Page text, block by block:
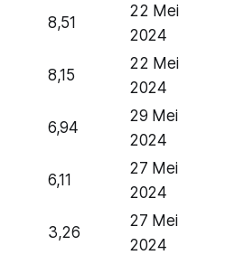
8,51
22 Mei
2024
8,15
22 Mei
2024
6,94
29 Mei
2024
6,11
27 Mei
2024
3,26
27 Mei
2024